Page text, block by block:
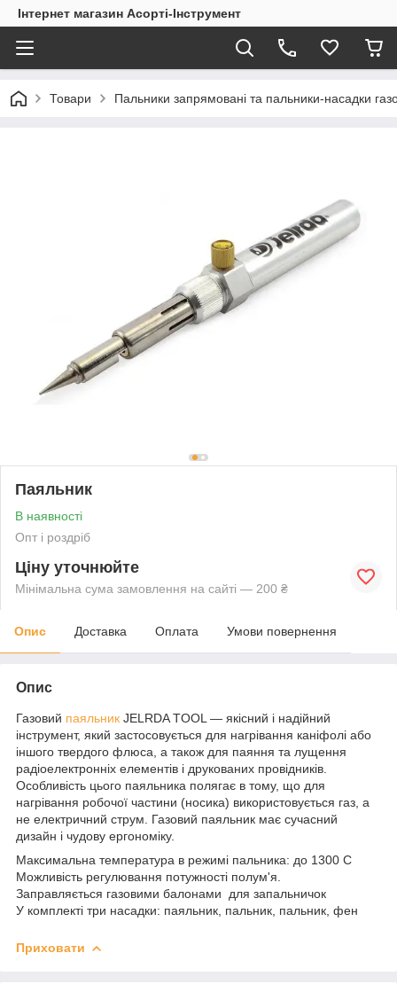
Інтернет магазин Асорті-Інструмент
Товари Пальники запрямовані та пальники-насадки
Паяльник
В наявності
Опт і роздріб
Ціну уточнюйте
Мінімальна сума замовлення на сайті — 200 ₴
Опис Доставка Оплата Умови повернення
Опис
Газовий паяльник JELRDA TOOL — якісний і надійний
інструмент, який застосовується для нагрівання каніфолі або
іншого твердого флюса, а також для паяння та лущення
радіоелектронніх елементів і друкованих провідників.
Особливість цього паяльника полягає в тому, що для
нагрівання робочої частини (носика) використовується газ, а
не електричний струм. Газовий паяльник має сучасний
дизайн і чудову ергономіку.
Максимальна температура в режимі пальника: до 1300 С
Можливість регулювання потужності полум'я.
Заправляється газовими балонами для запальничок
У комплекті три насадки: паяльник, пальник, пальник, фен
Приховати